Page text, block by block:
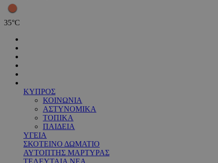
35°C
ΚΥΠΡΟΣ
ΚΟΙΝΩΝΙΑ
ΑΣΤΥΝΟΜΙΚΑ
ΤΟΠΙΚΑ
ΠΑΙΔΕΙΑ
ΥΓΕΙΑ
ΣΚΟΤΕΙΝΟ ΔΩΜΑΤΙΟ
ΑΥΤΟΠΤΗΣ ΜΑΡΤΥΡΑΣ